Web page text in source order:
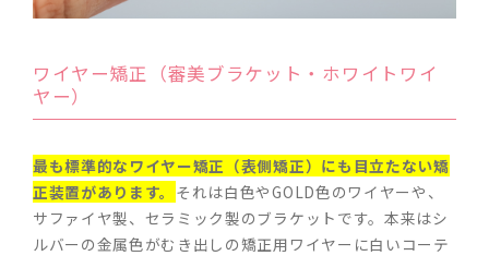
ワイヤー矯正（審美ブラケット・ホワイトワイ
ヤー）
最も標準的なワイヤー矯正（表側矯正）にも目立たない矯
正装置があります。 それは白色やGOLD色のワイヤーや、
サファイヤ製、セラミック製のブラケットです。本来はシ
ルバーの金属色がむき出しの矯正用ワイヤーに白いコーテ